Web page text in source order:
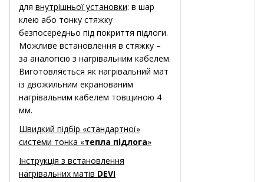
для внутрішньої установки: в шар
клею або тонку стяжку
безпосередньо під покриття підлоги.
Можливе встановлення в стяжку –
за аналогією з нагрівальним кабелем.
Виготовляється як нагрівальний мат
із двожильним екранованим
нагрівальним кабелем товщиною 4
мм.
Швидкий підбір «стандартної»
системи тонка «тепла підлога»
Інструкція з встановлення
нагрівальних матів DEVI